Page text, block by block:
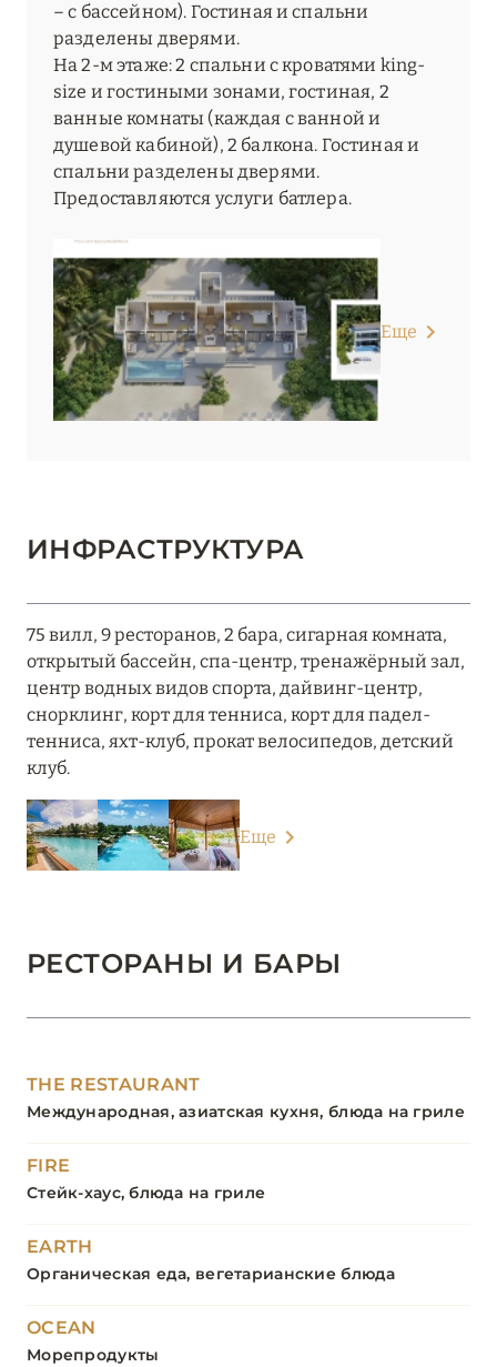
– с бассейном). Гостиная и спальни
разделены дверями.
На 2-м этаже: 2 спальни с кроватями king-
size и гостиными зонами, гостиная, 2
ванные комнаты (каждая с ванной и
душевой кабиной), 2 балкона. Гостиная и
спальни разделены дверями.
Предоставляются услуги батлера.
Еще
ИНФРАСТРУКТУРА
75 вилл, 9 ресторанов, 2 бара, сигарная комната,
открытый бассейн, спа-центр, тренажёрный зал,
центр водных видов спорта, дайвинг-центр,
снорклинг, корт для тенниса, корт для падел-
тенниса, яхт-клуб, прокат велосипедов, детский
клуб.
Еще
РЕСТОРАНЫ И БАРЫ
THE RESTAURANT
Международная, азиатская кухня, блюда на гриле
FIRE
Стейк-хаус, блюда на гриле
EARTH
Органическая еда, вегетарианские блюда
OCEAN
Морепродукты